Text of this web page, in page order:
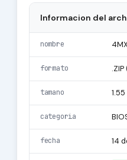
Informacion del
nombre
formato
tamano 1.55
categoria
fecha 14